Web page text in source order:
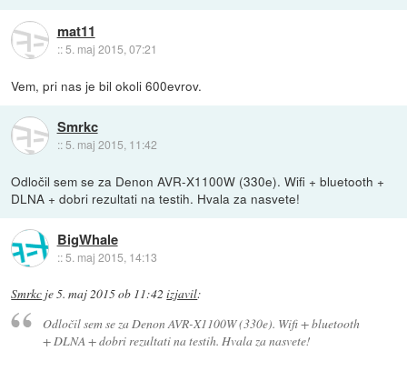
mat11
::5. maj 2015, 07:21
Vem, pri nas je bil okoli 600evrov.
Smrkc
:: 5. maj 2015, 11:42
Odločil sem se za Denon AVR-X1100W (330e). Wifi + bluetooth +
DLNA + dobri rezultati na testih. Hvala za nasvete!
BigWhale
::5. maj 2015, 14:13
Smrkc je5. maj 2015 ob 11:42 izjavil:
Odločil sem se za Denon AVR-X1100W (330e). Wifi + bluetooth
+ DLNA + dobri rezultati na testih. Hvala za nasvete!